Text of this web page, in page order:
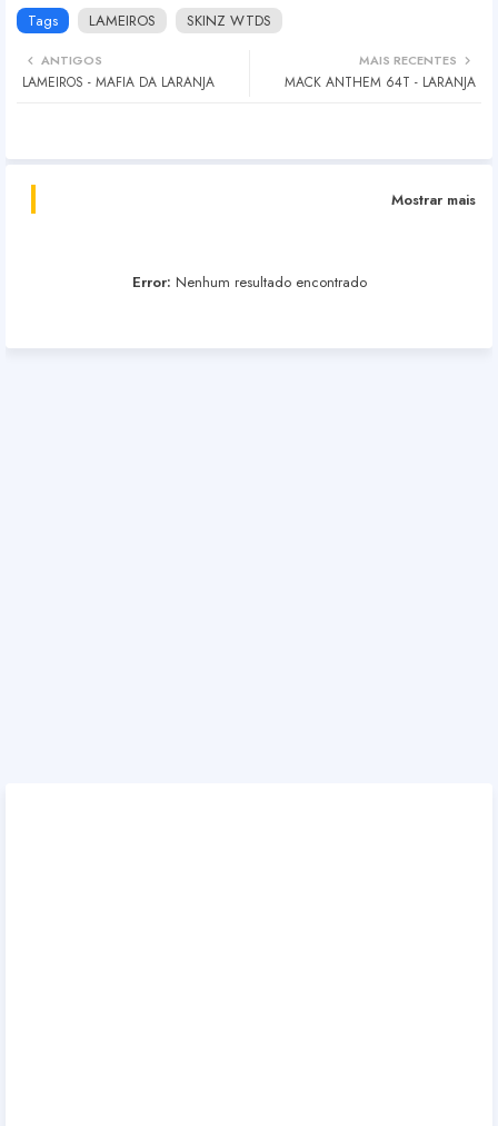
Tags LAMEIROS SKINZ WTDS
MAIS RECENTES
MACK ANTHEM 64T - LARANJA
ANTIGOS
LAMEIROS - MAFIA DA LARANJA
Mostrar mais
Error: Nenhum resultado encontrado